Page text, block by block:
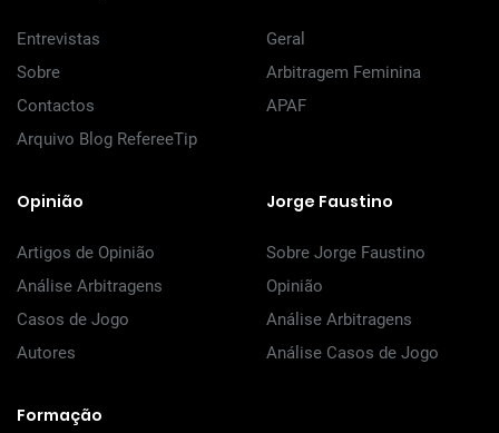
Entrevistas
Sobre
Contactos
Arquivo Blog RefereeTip
Geral
Arbitragem Feminina
APAF
Opinião
Artigos de Opinião
Análise Arbitragens
Casos de Jogo
Autores
Jorge Faustino
Sobre Jorge Faustino
Opinião
Análise Arbitragens
Análise Casos de Jogo
Formação